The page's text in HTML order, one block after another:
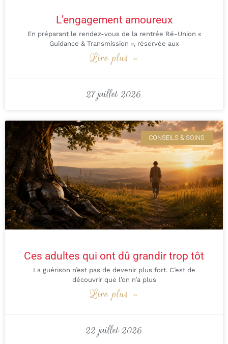
L’engagement amoureux
En préparant le rendez-vous de la rentrée Ré-Union «
Guidance & Transmission », réservée aux
Lire plus »
27 juillet 2026
CONSEILS & SOINS
Ces adultes qui ont dû grandir trop tôt
La guérison n’est pas de devenir plus fort. C’est de
découvrir que l’on n’a plus
Lire plus »
22 juillet 2026